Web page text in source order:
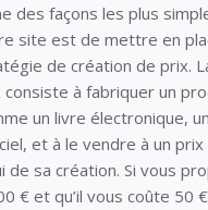
des façons les plus
site est de mettre en
de création de prix.
consiste à fabriquer un
un livre électronique,
et à le vendre à un
de sa création. Si vous
€ et qu’il vous coûte 50